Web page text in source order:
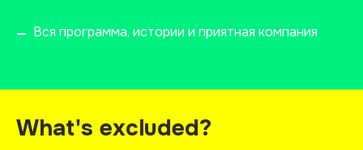
— Вся программа, истории и приятная компания
What's excluded?